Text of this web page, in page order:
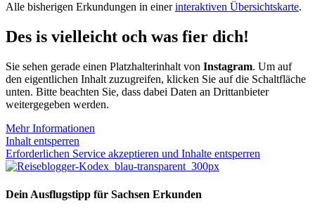
Alle bisherigen Erkundungen in einerinteraktiven Übersichtskarte.
Des is vielleicht och was fier dich!
Sie sehen gerade einen Platzhalterinhalt von Instagram. Um auf
den eigentlichen Inhalt zuzugreifen, klicken Sie auf die Schaltfläche
unten. Bitte beachten Sie, dass dabei Daten an Drittanbieter
weitergegeben werden.
Mehr Informationen
Inhalt entsperren
Erforderlichen Service akzeptieren und Inhalte entsperren
Dein Ausflugstipp für Sachsen Erkunden